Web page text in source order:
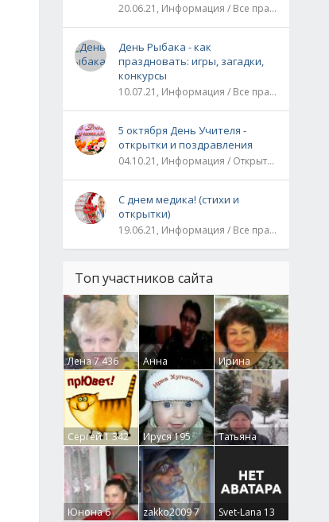
20.06.21, Информация / Все праздники / Рассказы и истории
День Рыбака - как
праздновать: игры, загадки,
конкурсы
10.07.21, Информация / Все праздники
5 октября День Учителя -
открытки и поздравления
04.10.21, Информация / Открытки / Все праздники
С днем медика! (стихи и
открытки)
19.06.21, Информация / Все праздники
Топ участников сайта
Лена7 436
Анна
Гумлевая0
Ирина
Бруцкая41
Сергей1 342 Ируся195
Татьяна
Крючкова0
Юнона6 zakko20097 Svet-Lana 13